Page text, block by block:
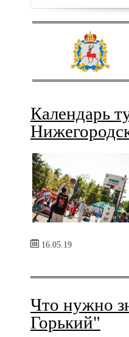
Календарь
16.05.19
Что нужно
Горький"